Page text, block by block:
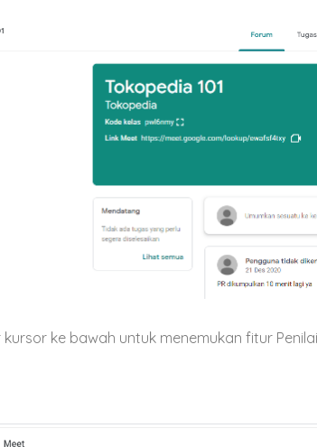
kursor ke bawah untuk menemukan fitur